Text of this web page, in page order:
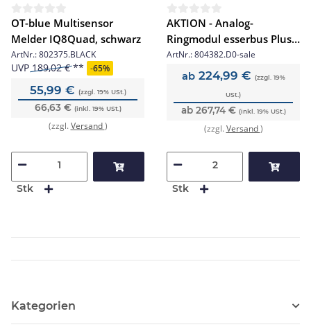
OT-blue Multisensor
Melder IQ8Quad, schwarz
ArtNr.:802375.BLACK
UVP 189,02 € -65%
55,99 € (zzgl. 19% USt.)
66,63 € (inkl. 19% USt.)
(zzgl.Versand)
Stk
AKTION - Analog-
Ringmodul esserbus Plus (
8 bit ) 804382.D0
ArtNr.:804382.D0-sale
ab224,99 € (zzgl. 19%
USt.)
ab 267,74 € (inkl. 19% USt.)
(zzgl.Versand)
Stk
Kategorien